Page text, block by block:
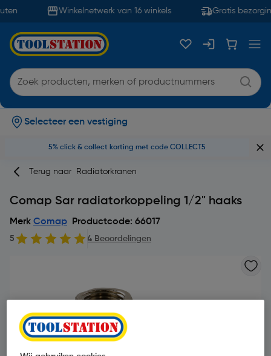
Winkelnetwerk van 16 winkels Gratis
Selecteer een vestiging
5% click & collect korting met code COLLECT5
Terug naar Radiatorkranen
Comap Sar radiatorkoppeling 1/2" haaks
Merk Comap Productcode: 66017
5 4 Beoordelingen